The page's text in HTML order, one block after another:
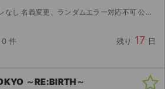
更、ランダムエラー対応不可 公演中止の場合のみ返金対応可
0 件 残り 17 日
～RE:BIRTH～